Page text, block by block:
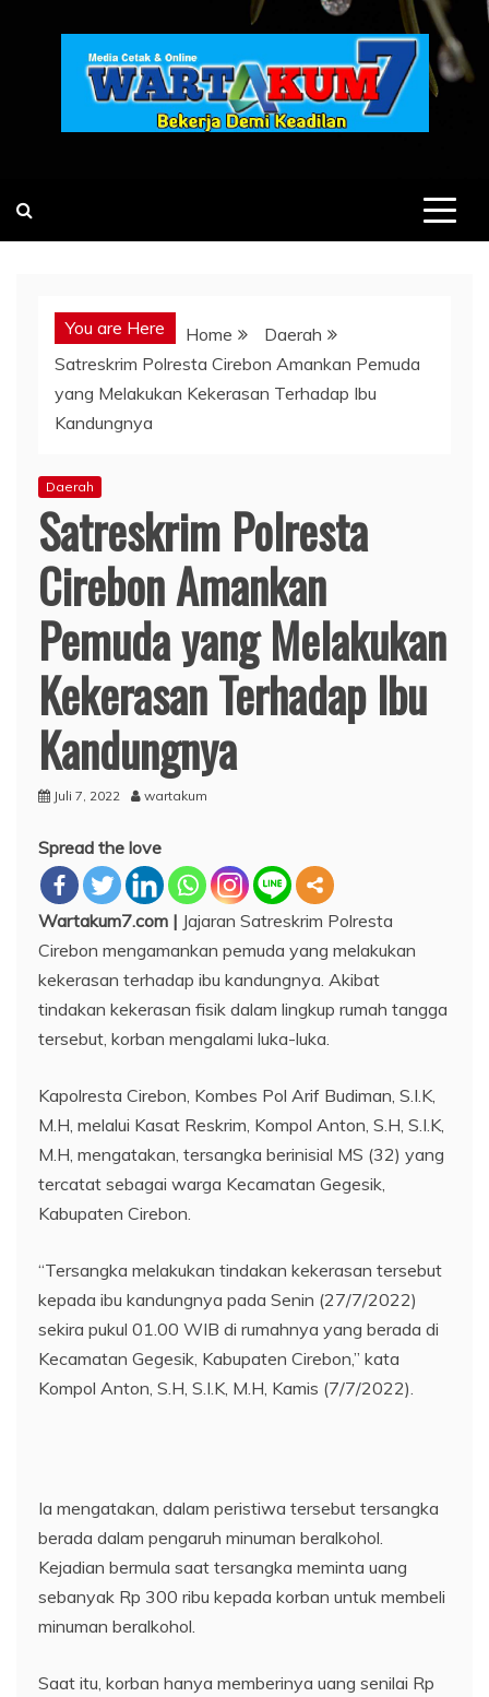
You are Here Home
Daerah
Satreskrim Polresta Cirebon Amankan Pemuda
yang Melakukan Kekerasan Terhadap Ibu
Kandungnya
Daerah
Satreskrim Polresta
Cirebon Amankan
Pemuda yang Melakukan
Kekerasan Terhadap Ibu
Kandungnya
Juli 7, 2022 wartakum
Spread the love
Wartakum7.com | Jajaran Satreskrim Polresta
Cirebon mengamankan pemuda yang melakukan
kekerasan terhadap ibu kandungnya. Akibat
tindakan kekerasan fisik dalam lingkup rumah tangga
tersebut, korban mengalami luka-luka.
Kapolresta Cirebon, Kombes Pol Arif Budiman, S.I.K,
M.H, melalui Kasat Reskrim, Kompol Anton, S.H, S.I.K,
M.H, mengatakan, tersangka berinisial MS (32) yang
tercatat sebagai warga Kecamatan Gegesik,
Kabupaten Cirebon.
“Tersangka melakukan tindakan kekerasan tersebut
kepada ibu kandungnya pada Senin (27/7/2022)
sekira pukul 01.00 WIB di rumahnya yang berada di
Kecamatan Gegesik, Kabupaten Cirebon,” kata
Kompol Anton, S.H, S.I.K, M.H, Kamis (7/7/2022).
Ia mengatakan, dalam peristiwa tersebut tersangka
berada dalam pengaruh minuman beralkohol.
Kejadian bermula saat tersangka meminta uang
sebanyak Rp 300 ribu kepada korban untuk membeli
minuman beralkohol.
Saat itu, korban hanya memberinya uang senilai Rp